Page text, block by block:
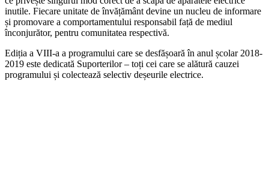
inutile. Fiecare unitate de învățământ devine un nucleu de informare
și promovare a comportamentului responsabil față de mediul
înconjurător, pentru comunitatea respectivă.
Ediția a VIII-a a programului care se desfășoară în anul școlar 2018-
2019 este dedicată Suporterilor – toți cei care se alătură cauzei
programului și colectează selectiv deșeurile electrice.